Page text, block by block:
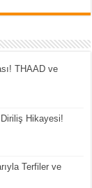
THAAD ve
Hikayesi!
Terfiler ve